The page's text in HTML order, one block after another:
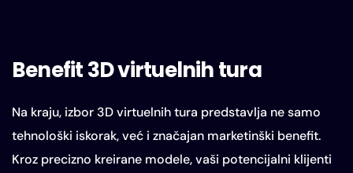
Benefit 3D virtuelnih tura
Na kraju, izbor 3D virtuelnih tura predstavlja ne samo
tehnološki iskorak, već i značajan marketinški benefit.
Kroz precizno kreirane modele, vaši potencijalni klijenti